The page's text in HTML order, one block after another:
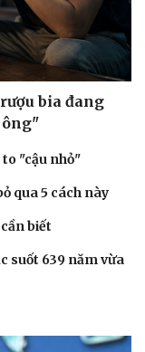
bia đang
ông"
"cậu nhỏ"
qua 5 cách này
biết
suốt 639 năm vừa